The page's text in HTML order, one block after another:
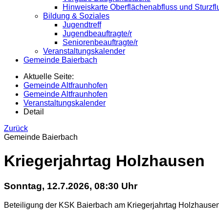
Hinweiskarte Oberflächenabfluss und
Bildung & Soziales
Jugendtreff
Jugendbeauftragte/r
Seniorenbeauftragte/r
Veranstaltungskalender
Gemeinde Baierbach
Aktuelle Seite:
Gemeinde Altfraunhofen
Gemeinde Altfraunhofen
Veranstaltungskalender
Detail
Zurück
Gemeinde Baierbach
Kriegerjahrtag Holzhausen
Sonntag, 12.7.2026, 08:30 Uhr
Beteiligung der KSK Baierbach am Kriegerjahrtag